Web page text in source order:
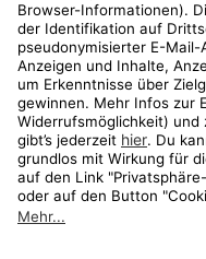
Travel